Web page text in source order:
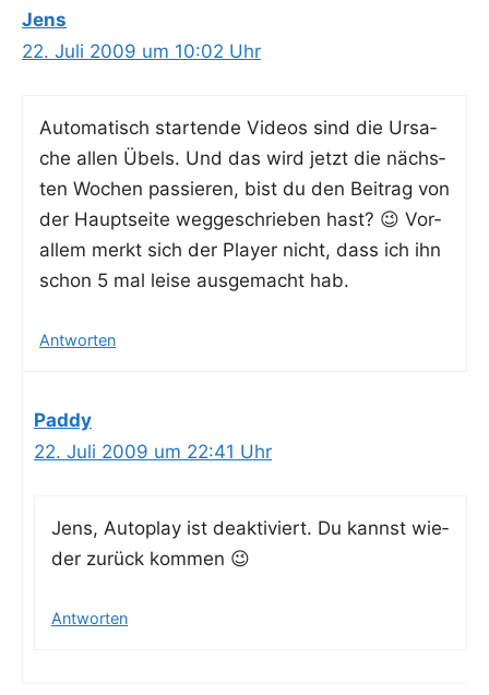
Jens
22. Juli 2009 um 10:02 Uhr
Auto­ma­tisch star­ten­de Vide­os sind die Ursa­
che allen Übels. Und das wird jetzt die nächs­
ten Wochen pas­sie­ren, bist du den Bei­trag von
der Haupt­sei­te weg­ge­schrie­ben hast? 😉 Vor­
al­lem merkt sich der Play­er nicht, dass ich ihn
schon 5 mal lei­se aus­ge­macht hab.
Antworten
Paddy
22. Juli 2009 um 22:41 Uhr
Jens, Auto­play ist deak­ti­viert. Du kannst wie­
der zurück kommen 😉
Antworten